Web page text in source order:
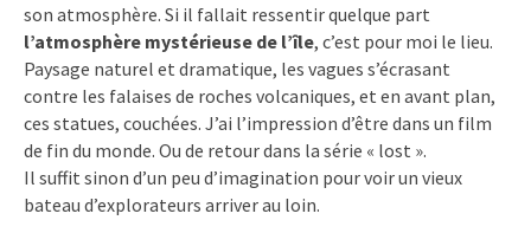
son atmosphère. Si il fallait ressentir quelque part
l’atmosphère mystérieuse de l’île, c’est pour moi le lieu.
Paysage naturel et dramatique, les vagues s’écrasant
contre les falaises de roches volcaniques, et en avant plan,
ces statues, couchées. J’ai l’impression d’être dans un film
de fin du monde. Ou de retour dans la série « lost ».
Il suffit sinon d’un peu d’imagination pour voir un vieux
bateau d’explorateurs arriver au loin.